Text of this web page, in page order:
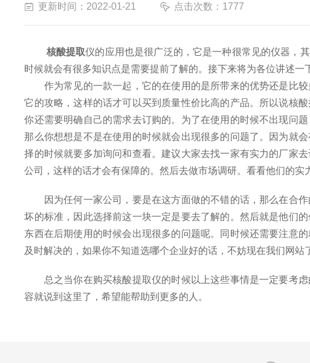
更新时间：2022-01-21 点击次数：1777
核酸提取仪的应用也是很广泛的，它是一种很常见的仪器，
时候就会有很多知识点是需要提前了解的。接下来将为各位讲述一
作为常见的一款一起，它的在使用的是所带来的优势还是比较
它的攻略，这样的话才可以买到质量性价比高的产品。所以说核
你还需要明确自己的需求去订购的。为了在使用的时候不出现问
那么你想想是不是在使用的时候就会出现很多的问题了。因为就
择的时候就要多加询问和查看。建议大家去找一家有实力的厂家
公司，这样的话才会有保障的。然后去做市场调研。看看他们的
因为任何一家公司，要是在这方面做的不错的话，那么在合作
坏的标准，因此选择前这一块一定是要去了解的。然后就是他们
东西在后期使用的时候会出现很多的问题呢。同时候还需要注意
及时解决的，如果你不知道选哪个企业好的话，不妨现在我们网
总之当你在购买核酸提取仪的时候以上这些事情是一定要考虑
容就说到这里了，希望能帮助到更多的人。